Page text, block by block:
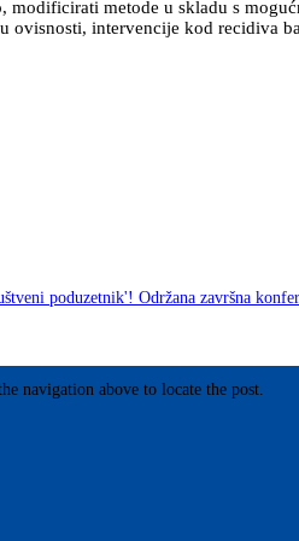
metode u skladu s
intervencije kod
poduzetnik'! Održana završna
navigation above to locate the post.